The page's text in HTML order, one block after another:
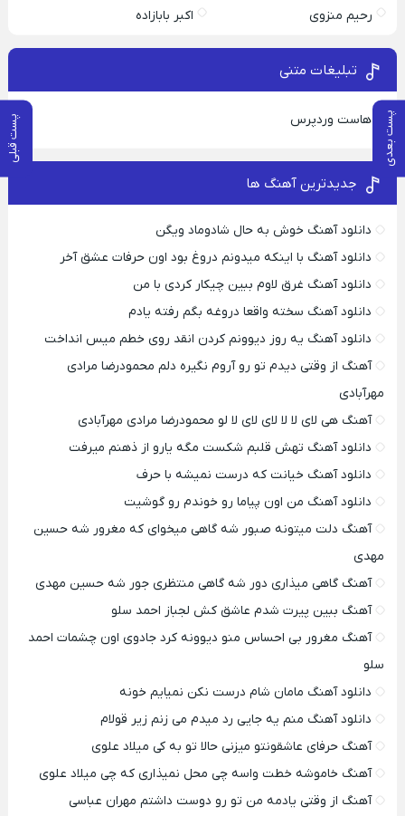
پست بعدی پست قبلی
رحیم منزوی اکبر بابازاده
تبلیغات متنی
هاست وردپرس
جدیدترین آهنگ ها
دانلود آهنگ خوش به حال شادوماد ویگن
دانلود آهنگ با اینکه میدونم دروغ بود اون حرفات عشق آخر
دانلود آهنگ غرق لاوم ببین چیکار کردی با من
دانلود آهنگ سخته واقعا دروغه بگم رفته یادم
دانلود آهنگ یه روز دیوونم کردن انقد روی خطم میس انداخت
آهنگ از وقتی دیدم تو رو آروم نگیره دلم محمودرضا مرادی
مهرآبادی
آهنگ هی لای لا لا لای لای لا لو محمودرضا مرادی مهرآبادی
دانلود آهنگ تهش قلبم شکست مگه یارو از ذهنم میرفت
دانلود آهنگ خیانت که درست نمیشه با حرف
دانلود آهنگ من اون پیاما رو خوندم رو گوشیت
آهنگ دلت میتونه صبور شه گاهی میخوای که مغرور شه حسین
مهدی
آهنگ گاهی میذاری دور شه گاهی منتظری جور شه حسین مهدی
آهنگ ببین پیرت شدم عاشق کش لجباز احمد سلو
آهنگ مغرور بی احساس منو دیوونه کرد جادوی اون چشمات احمد
سلو
دانلود آهنگ مامان شام درست نکن نمیایم خونه
دانلود آهنگ منم یه جایی رد میدم می زنم زیر قولام
آهنگ حرفای عاشقونتو میزنی حالا تو به کی میلاد علوی
آهنگ خاموشه خطت واسه چی محل نمیذاری که چی میلاد علوی
آهنگ از وقتی یادمه من تو رو دوست داشتم مهران عباسی